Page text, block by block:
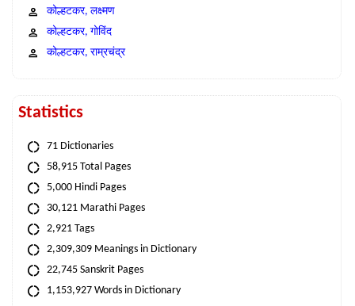
कोल्हटकर, लक्ष्मण
कोल्हटकर, गोविंद
कोल्हटकर, राम्रचंद्र
Statistics
71 Dictionaries
58,915 Total Pages
5,000 Hindi Pages
30,121 Marathi Pages
2,921 Tags
2,309,309 Meanings in Dictionary
22,745 Sanskrit Pages
1,153,927 Words in Dictionary